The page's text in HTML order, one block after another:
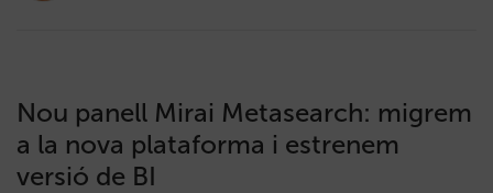
Nou panell Mirai Metasearch: migrem
a la nova plataforma i estrenem
versió de BI